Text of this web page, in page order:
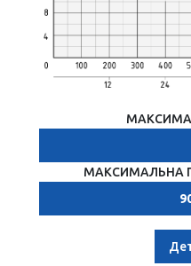
МАКСИМАЛЬНА